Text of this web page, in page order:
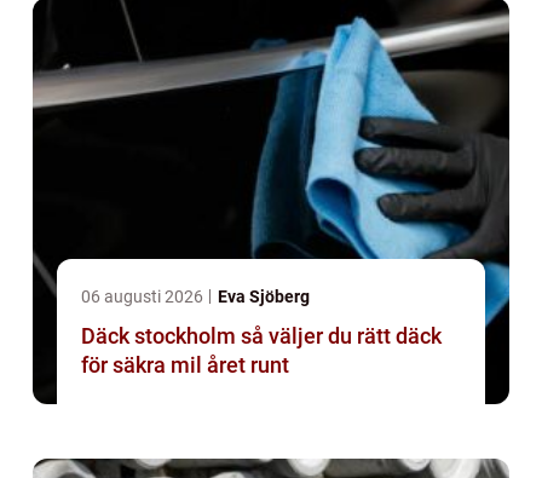
06 augusti 2026 Eva Sjöberg
Däck stockholm så väljer du rätt däck
för säkra mil året runt